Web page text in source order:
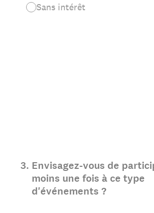
Sans intérêt
3. Envisagez-vous de
moins une fois à ce type
d'événements ?